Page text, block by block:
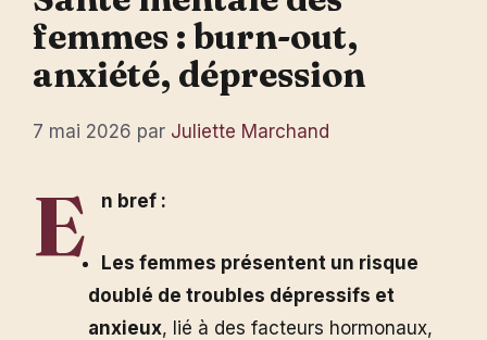
femmes : burn-out,
anxiété, dépression
7 mai 2026 par Juliette Marchand
E n bref :
Les femmes présentent un risque
doublé de troubles dépressifs et
anxieux, lié à des facteurs hormonaux,